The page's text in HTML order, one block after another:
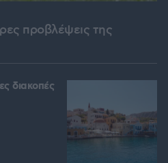
προβλέψεις της
διακοπές